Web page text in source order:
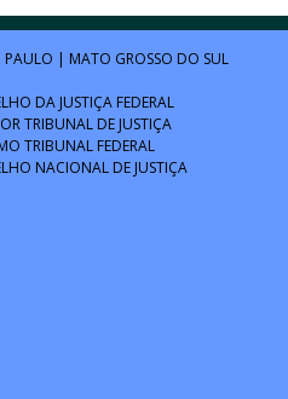
PAULO | MATO GROSSO DO SUL
DA JUSTIÇA FEDERAL
TRIBUNAL DE JUSTIÇA
TRIBUNAL FEDERAL
NACIONAL DE JUSTIÇA